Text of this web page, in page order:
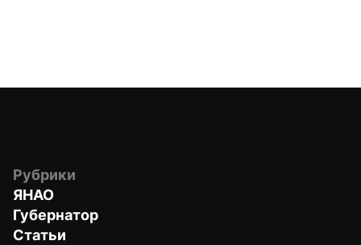
Рубрики
ЯНАО
Губернатор
Статьи